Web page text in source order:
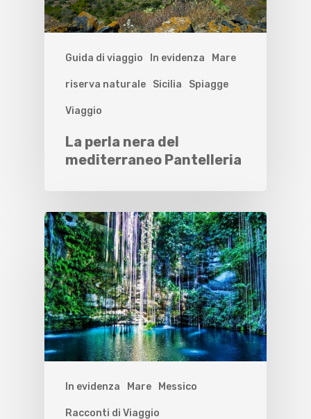
Guida di viaggio In evidenza Mare
riserva naturale Sicilia Spiagge
Viaggio
La perla nera del
mediterraneo Pantelleria
In evidenza Mare Messico
Racconti di Viaggio